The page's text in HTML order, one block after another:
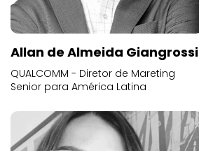
Allan de Almeida Giangrossi
QUALCOMM - Diretor de Mareting
Senior para América Latina